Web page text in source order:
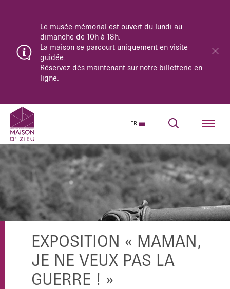
Le musée-mémorial est ouvert du lundi au
dimanche de 10h à 18h.
La maison se parcourt uniquement en visite
guidée.
Réservez dès maintenant sur notre billetterie en
ligne.
FR
EXPOSITION « MAMAN,
JE NE VEUX PAS LA
GUERRE ! »